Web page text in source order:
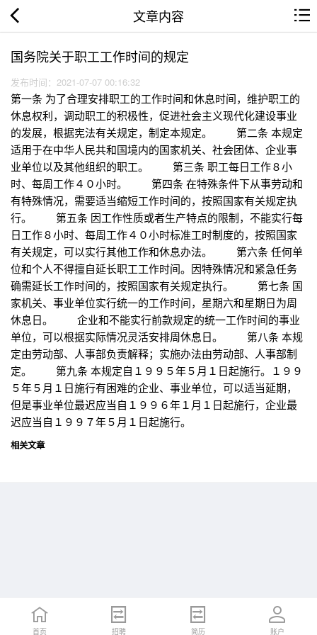
文章内容
国务院关于职工工作时间的规定
发布时间：2021-07-07 00:16:32
第一条 为了合理安排职工的工作时间和休息时间，维护职工的
休息权利，调动职工的积极性，促进社会主义现代化建设事业
的发展，根据宪法有关规定，制定本规定。 第二条 本规定
适用于在中华人民共和国境内的国家机关、社会团体、企业事
业单位以及其他组织的职工。 第三条 职工每日工作８小
时、每周工作４０小时。 第四条 在特殊条件下从事劳动和
有特殊情况，需要适当缩短工作时间的，按照国家有关规定执
行。 第五条 因工作性质或者生产特点的限制，不能实行每
日工作８小时、每周工作４０小时标准工时制度的，按照国家
有关规定，可以实行其他工作和休息办法。 第六条 任何单
位和个人不得擅自延长职工工作时间。因特殊情况和紧急任务
确需延长工作时间的，按照国家有关规定执行。 第七条 国
家机关、事业单位实行统一的工作时间，星期六和星期日为周
休息日。 企业和不能实行前款规定的统一工作时间的事业
单位，可以根据实际情况灵活安排周休息日。 第八条 本规
定由劳动部、人事部负责解释；实施办法由劳动部、人事部制
定。 第九条 本规定自１９９５年５月１日起施行。１９９
５年５月１日施行有困难的企业、事业单位，可以适当延期，
但是事业单位最迟应当自１９９６年１月１日起施行，企业最
迟应当自１９９７年５月１日起施行。
相关文章
首页 招聘 简历 账户
首页 招聘 简历 账户